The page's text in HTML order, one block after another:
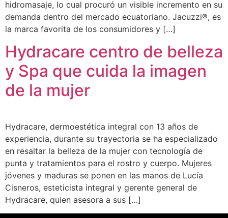
hidromasaje, lo cual procuró un visible incremento en su
demanda dentro del mercado ecuatoriano. Jacuzzi®, es
la marca favorita de los consumidores y […]
Hydracare centro de belleza
y Spa que cuida la imagen
de la mujer
Hydracare, dermoestética integral con 13 años de
experiencia, durante su trayectoria se ha especializado
en resaltar la belleza de la mujer con tecnología de
punta y tratamientos para el rostro y cuerpo. Mujeres
jóvenes y maduras se ponen en las manos de Lucía
Cisneros, esteticista integral y gerente general de
Hydracare, quien asesora a sus […]